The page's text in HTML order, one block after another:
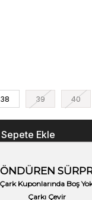
38 39 40
Fiyat